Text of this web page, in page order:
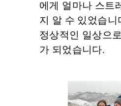
에게 얼마나 스트
지 알 수 있었습니
정상적인 일상으
가 되었습니다.